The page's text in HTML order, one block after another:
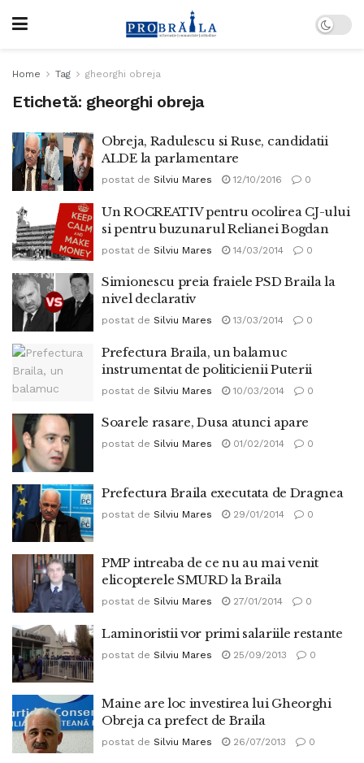
Home Tag gheorghi obreja
Etichetă: gheorghi obreja
Obreja, Radulescu si Ruse, candidatii
ALDE la parlamentare
postat de Silviu Mares 12/10/2016 0
Un ROCREATIV pentru ocolirea CJ-ului
si pentru buzunarul Relianei Bogdan
postat de Silviu Mares 14/03/2014 0
Simionescu preia fraiele PSD Braila la
nivel declarativ
postat de Silviu Mares 13/03/2014 0
Prefectura Braila, un balamuc
instrumentat de politicienii Puterii
postat de Silviu Mares 10/03/2014 0
Soarele rasare, Dusa atunci apare
postat de Silviu Mares 01/02/2014 0
Prefectura Braila executata de Dragnea
postat de Silviu Mares 29/01/2014 0
PMP intreaba de ce nu au mai venit
elicopterele SMURD la Braila
postat de Silviu Mares 27/01/2014 0
Laminoristii vor primi salariile restante
postat de Silviu Mares 25/09/2013 0
Maine are loc investirea lui Gheorghi
Obreja ca prefect de Braila
postat de Silviu Mares 26/07/2013 0